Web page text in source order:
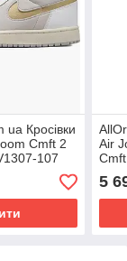
ua Кросівки
Cmft 2
107
Air
5